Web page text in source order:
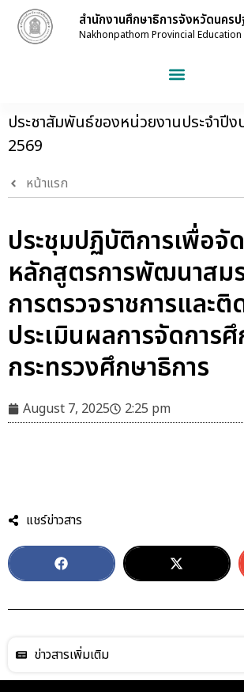
สำนักงานศึกษาธิการจังหวัดนคร
Nakhonpathom Provincial Education
ประชาสัมพันธ์ของหน่วยงานประจำปี
2569
หน้าแรก
ประชุมปฏิบัติการเพื่อจั
หลักสูตรการพัฒนาสม
การตรวจราชการและติ
ประเมินผลการจัดการ
กระทรวงศึกษาธิการ
August 7, 2025 2:25 pm
แชร์ข่าวสาร
ข่าวสารเพิ่มเติม